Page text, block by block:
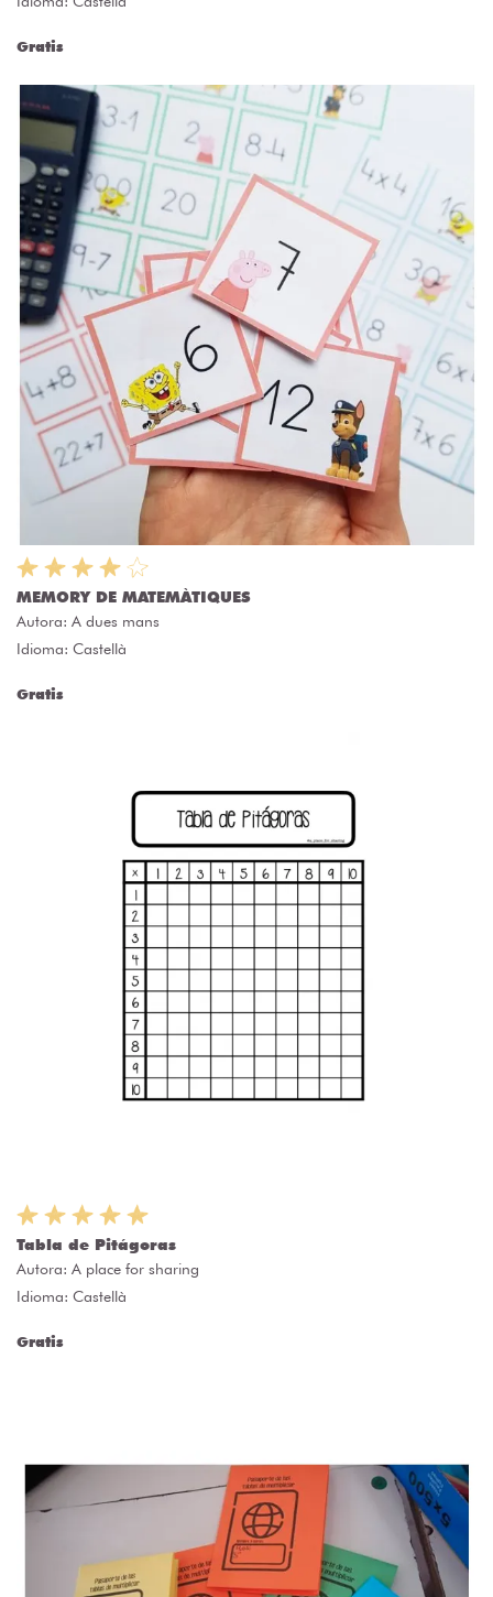
Gratis
MEMORY DE MATEMÀTIQUES
Autora: A dues mans
Idioma: Castellà
Gratis
Tabla de Pitágoras
Autora: A place for sharing
Idioma: Castellà
Gratis